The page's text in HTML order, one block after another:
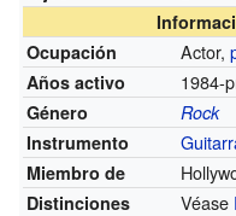
Ocupación
Actor,
Años activo 1984-
Género
Rock
Instrumento
Miembro de
Distinciones Véase